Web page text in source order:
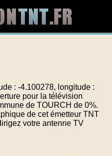
: -4.100278, longitude :
pour la télévision
de TOURCH de 0%.
de cet émetteur TNT
votre antenne TV